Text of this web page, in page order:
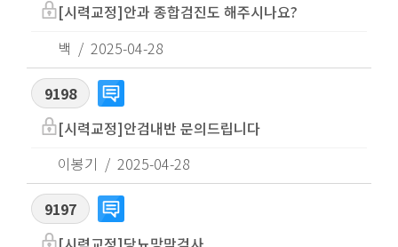
[시력교정]안과 종합검진도 해주시나요?
백
2025-04-28
9198
[시력교정]안검내반 문의드립니다
이봉기
2025-04-28
9197